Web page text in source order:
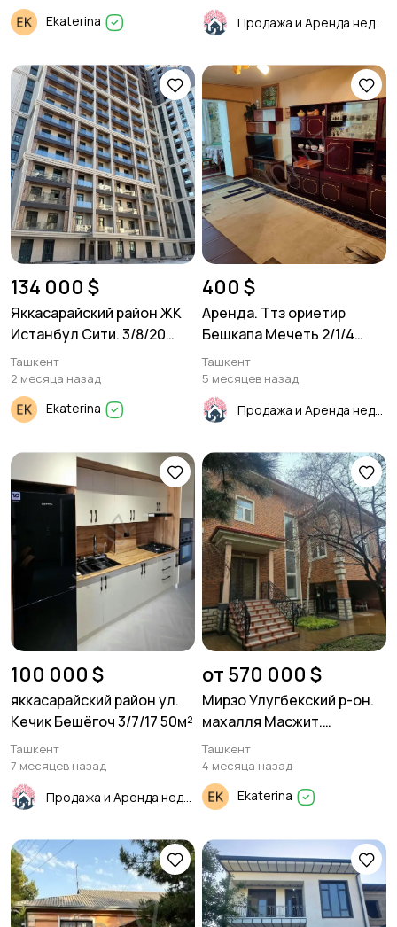
Ekaterina
134 000 $
Яккасарайский район ЖК
Истанбул Сити. 3/8/20
56м²
Ташкент
2 месяца назад
Ekaterina
400 $
Аренда. Ттз ориетир
Бешкапа Мечеть 2/1/4
55м²
Ташкент
5 месяцев назад
100 000 $
яккасарайский район ул.
Кечик Бешёгоч 3/7/17 50м²
Ташкент
7 месяцев назад
от 570 000 $
Мирзо Улугбекский р-он.
махалля Масжит.
Продантся дом. 6.7 соток.
5 комнат.
Ташкент
4 месяца назад
Ekaterina